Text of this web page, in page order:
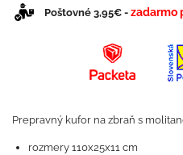
Poštovné 3,95€ - zadarmo
Prepravný kufor na zbraň s
rozmery 110x25x11 cm